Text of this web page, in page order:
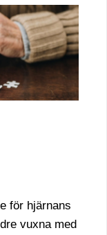
för hjärnans
vuxna med